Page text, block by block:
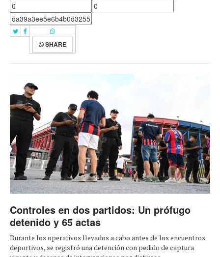
SHARE
Controles en dos partidos: Un prófugo
detenido y 65 actas
Durante los operativos llevados a cabo antes de los encuentros
deportivos, se registró una detención con pedido de captura